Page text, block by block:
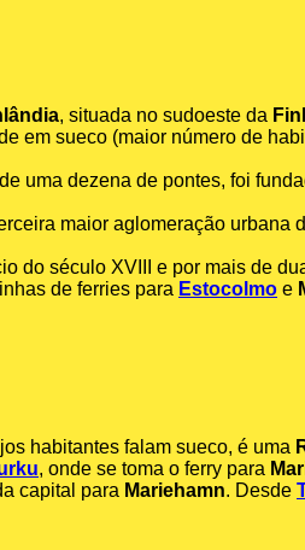
, situada no sudoeste da
em sueco (maior número de
uma dezena de pontes, foi
maior aglomeração urbana
do século XVIII e por mais de
de ferries para Estocolmo e
habitantes falam sueco, é uma
, onde se toma o ferry para
capital para Mariehamn. Desde